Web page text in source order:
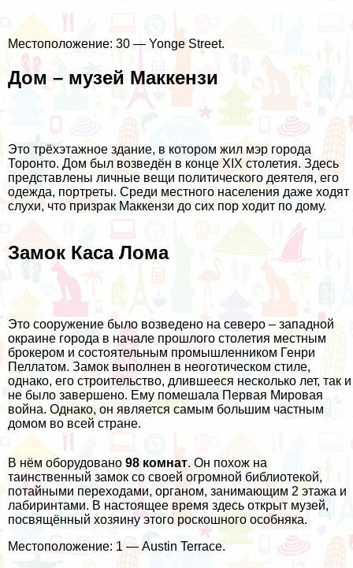
Местоположение: 30 — Yonge Street.
Дом – музей Маккензи
Это трёхэтажное здание, в котором жил мэр города
Торонто. Дом был возведён в конце XIX столетия. Здесь
представлены личные вещи политического деятеля, его
одежда, портреты. Среди местного населения даже ходят
слухи, что призрак Маккензи до сих пор ходит по дому.
Замок Каса Лома
Это сооружение было возведено на северо – западной
окраине города в начале прошлого столетия местным
брокером и состоятельным промышленником Генри
Пеллатом. Замок выполнен в неоготическом стиле,
однако, его строительство, длившееся несколько лет, так и
не было завершено. Ему помешала Первая Мировая
война. Однако, он является самым большим частным
домом во всей стране.
В нём оборудовано 98 комнат. Он похож на
таинственный замок со своей огромной библиотекой,
потайными переходами, органом, занимающим 2 этажа и
лабиринтами. В настоящее время здесь открыт музей,
посвящённый хозяину этого роскошного особняка.
Местоположение: 1 — Austin Terrace.